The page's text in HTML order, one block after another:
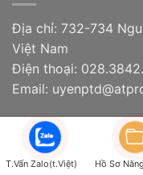
Địa chỉ: 732-734
Việt Nam
Điện thoại:
Email:
CHÍNH SÁCH CÔNG
T.Vấn Zalo(t.Việt) Hồ Sơ